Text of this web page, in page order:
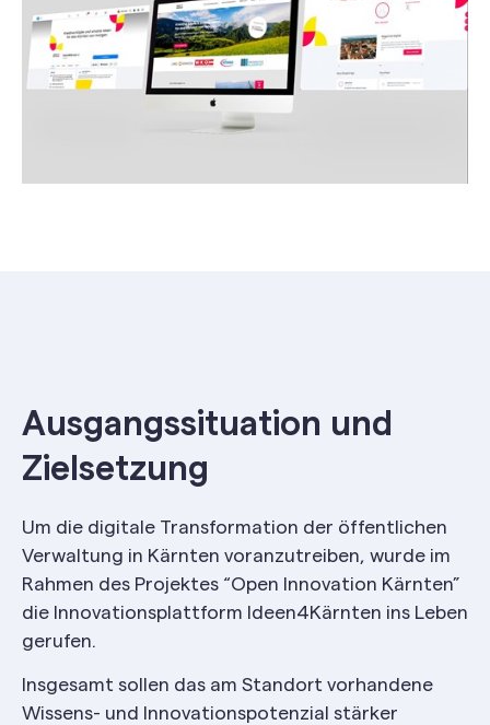
Ausgangssituation und
Zielsetzung
Um die digitale Transformation der öffentlichen
Verwaltung in Kärnten voranzutreiben, wurde im
Rahmen des Projektes “Open Innovation Kärnten”
die Innovationsplattform Ideen4Kärnten ins Leben
gerufen.
Insgesamt sollen das am Standort vorhandene
Wissens- und Innovationspotenzial stärker